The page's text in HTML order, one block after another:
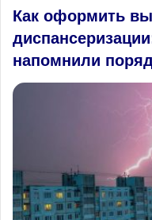
Как оформить
напомнили